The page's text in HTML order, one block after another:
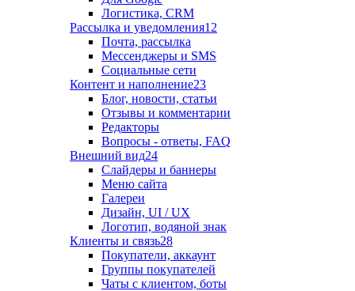
Логистика, CRM
Рассылка и уведомления12
Почта, рассылка
Мессенджеры и SMS
Социальные сети
Контент и наполнение23
Блог, новости, статьи
Отзывы и комментарии
Редакторы
Вопросы - ответы, FAQ
Внешний вид24
Слайдеры и баннеры
Меню сайта
Галереи
Дизайн, UI / UX
Логотип, водяной знак
Клиенты и связь28
Покупатели, аккаунт
Группы покупателей
Чаты с клиентом, боты